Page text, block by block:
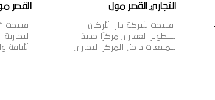
التجاري القصر مول
افتتحت شركة دار الأركان
للتطوير العقاري مركزًا جديدًا
للمبيعات داخل المركز التجاري
القصر
افتتحت
الأناقة